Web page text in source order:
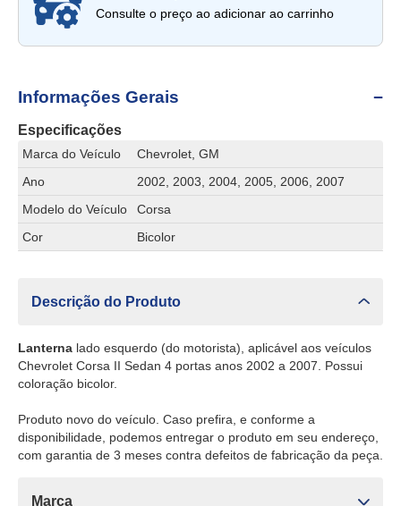
Consulte o preço ao adicionar ao carrinho
Informações Gerais
Especificações
Marca do Veículo
Chevrolet, GM
Ano
2002, 2003, 2004, 2005, 2006, 2007
Modelo do Veículo
Corsa
Cor
Bicolor
Descrição do Produto
Lanterna lado esquerdo (do motorista), aplicável aos veículos
Chevrolet Corsa II Sedan 4 portas anos 2002 a 2007. Possui
coloração bicolor.
Produto novo do veículo. Caso prefira, e conforme a
disponibilidade, podemos entregar o produto em seu endereço,
com garantia de 3 meses contra defeitos de fabricação da peça.
Marca